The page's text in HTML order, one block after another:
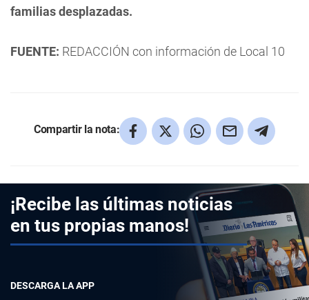
familias desplazadas.
FUENTE: REDACCIÓN con información de Local 10
Compartir la nota:
¡Recibe las últimas noticias
en tus propias manos!
DESCARGA LA APP